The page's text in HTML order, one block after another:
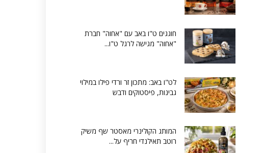
חוגגים ט"ו באב עם "אחוה" חברת
"אחוה" מגישה לרגל ט"ו...
לט"ו באב: מתכון זר ורדי פילו במילוי
גבינות, פיסטוקים ודבש
המותג הקולינרי מאסטר שף משיק
רוטב תאילנדי חריף על...